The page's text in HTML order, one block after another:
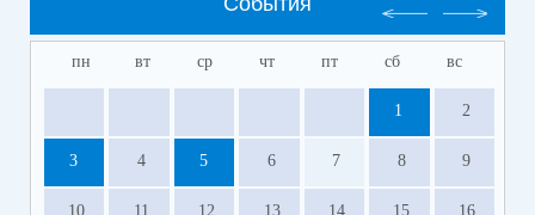
пн вт ср чт пт сб вс
1 2
3 4 5 6 7 8 9
10 11 12 13 14 15 16